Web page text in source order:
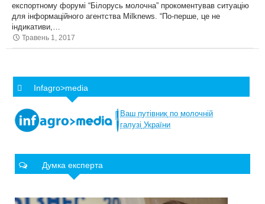
експортному форумі “Білорусь молочна” прокоментував ситуацію
для інформаційного агентства Milknews. “По-перше, це не
індикативи,…
Травень 1, 2017
Infagro>media
Ваш путівник по молочній
галузі України
Думка експерта